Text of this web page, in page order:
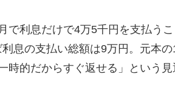
で利息だけで4万5千円を支払う
息の支払い総額は9万円。元本
時的だからすぐ返せる」という